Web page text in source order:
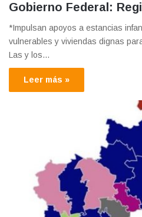
Gobierno Federal:
*Impulsan apoyos a estancias
vulnerables y viviendas dignas
Las y los…
Leer más »